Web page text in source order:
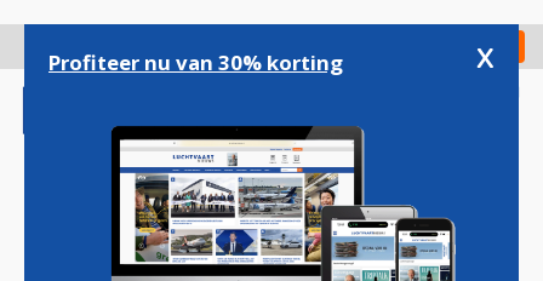
gaan
Check in
Profiteer nu van 30% korting x